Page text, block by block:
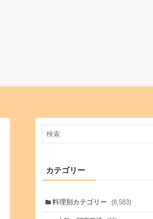
カテゴリー
料理別カテゴリー (8,583)